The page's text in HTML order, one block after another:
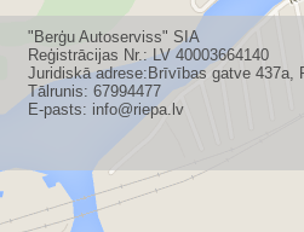
"Berģu Autoserviss" SIA
Reģistrācijas Nr.: LV 40003664140
Juridiskā adrese:Brīvības gatve 437a,
Tālrunis: 67994477
E-pasts: info@riepa.lv